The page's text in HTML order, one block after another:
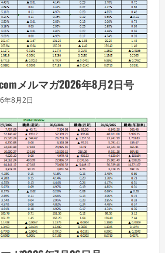
メルマガ2026年8月2日号
年8月2日